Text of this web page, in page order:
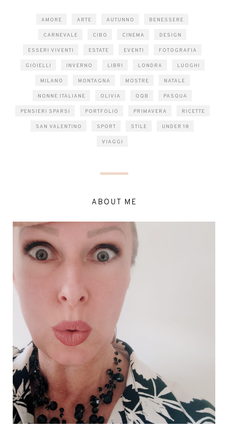
AMORE ARTE AUTUNNO BENESSERE
CARNEVALE CIBO CINEMA DESIGN
ESSERI VIVENTI ESTATE EVENTI FOTOGRAFIA
GIOIELLI INVERNO LIBRI LONDRA LUOGHI
MILANO MONTAGNA MOSTRE NATALE
NONNE ITALIANE OLIVIA OQB PASQUA
PENSIERI SPARSI PORTFOLIO PRIMAVERA RICETTE
SAN VALENTINO SPORT STILE UNDER 18
VIAGGI
ABOUT ME